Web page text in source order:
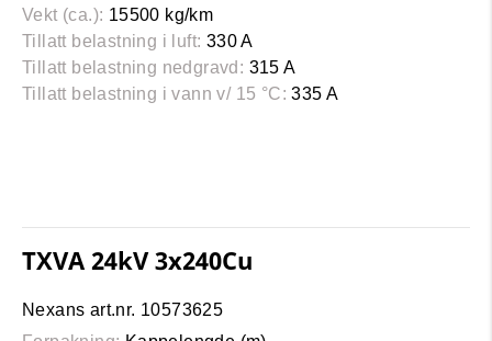
Vekt (ca.): 15500 kg/km
Tillatt belastning i luft: 330 A
Tillatt belastning nedgravd: 315 A
Tillatt belastning i vann v/ 15 °C: 335 A
TXVA 24kV 3x240Cu
Nexans art.nr. 10573625